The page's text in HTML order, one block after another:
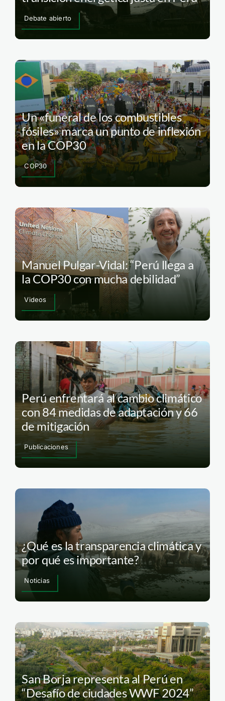
Debate abierto
Un «funeral de los combustibles
fósiles» marca un punto de inflexión
en la COP30
COP30
Manuel Pulgar-Vidal: “Perú llega a
la COP30 con mucha debilidad”
Videos
Perú enfrentará al cambio climático
con 84 medidas de adaptación y 66
de mitigación
Publicaciones
¿Qué es la transparencia climática y
por qué es importante?
Noticias
San Borja representa al Perú en
“Desafío de ciudades WWF 2024”